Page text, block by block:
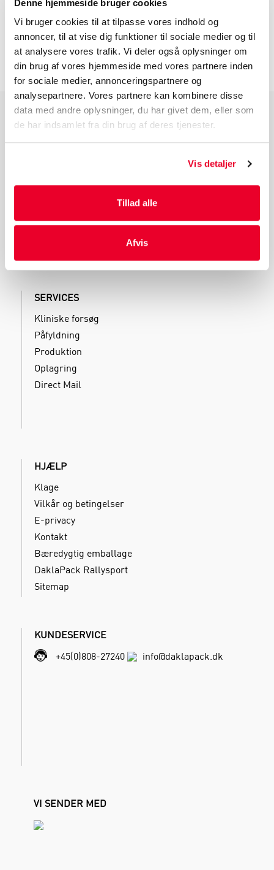
Denne hjemmeside bruger cookies
Vi bruger cookies til at tilpasse vores indhold og
annoncer, til at vise dig funktioner til sociale medier og til
at analysere vores trafik. Vi deler også oplysninger om
din brug af vores hjemmeside med vores partnere inden
for sociale medier, annonceringspartnere og
analysepartnere. Vores partnere kan kombinere disse
data med andre oplysninger, du har givet dem, eller som
de har indsamlet fra din brug af deres tjenester.
Vis detaljer
Tillad alle
Afvis
INFORMATION FØR DU BESTILLLER
PRODUKTGRUPPER
Lamineret Emballage
Kuverter Og Emballage Til Forsendelse
SERVICES
Kliniske forsøg
Påfyldning
Produktion
Oplagring
Direct Mail
HJÆLP
Klage
Vilkår og betingelser
E-privacy
Kontakt
Bæredygtig emballage
DaklaPack Rallysport
Sitemap
KUNDESERVICE
+45(0)808-27240
info@daklapack.dk
VI SENDER MED